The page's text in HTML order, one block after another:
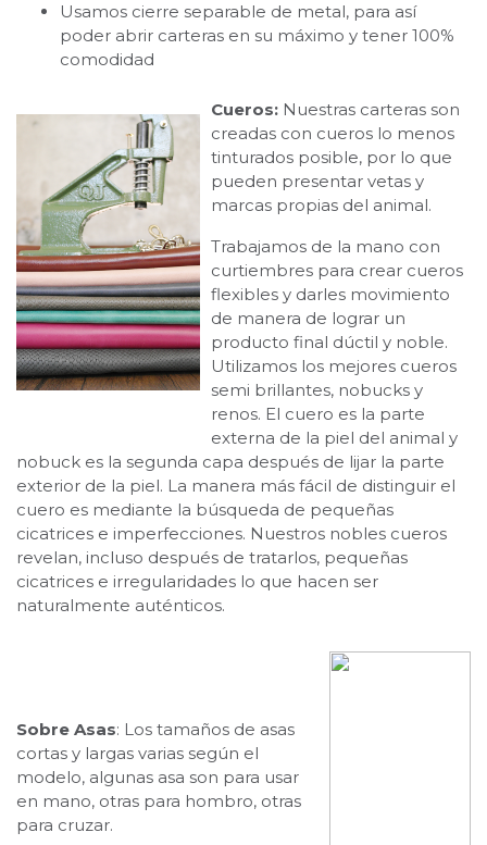
Usamos cierre separable de metal, para así
poder abrir carteras en su máximo y tener 100%
comodidad
Cueros: Nuestras carteras son
creadas con cueros lo menos
tinturados posible, por lo que
pueden presentar vetas y
marcas propias del animal.
Trabajamos de la mano con
curtiembres para crear cueros
flexibles y darles movimiento
de manera de lograr un
producto final dúctil y noble.
Utilizamos los mejores cueros
semi brillantes, nobucks y
renos. El cuero es la parte
externa de la piel del animal y
nobuck es la segunda capa después de lijar la parte
exterior de la piel. La manera más fácil de distinguir el
cuero es mediante la búsqueda de pequeñas
cicatrices e imperfecciones. Nuestros nobles cueros
revelan, incluso después de tratarlos, pequeñas
cicatrices e irregularidades lo que hacen ser
naturalmente auténticos.
Sobre Asas: Los tamaños de asas
cortas y largas varias según el
modelo, algunas asa son para usar
en mano, otras para hombro, otras
para cruzar.